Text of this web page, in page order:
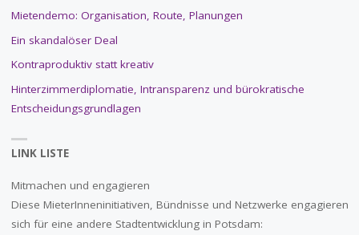
Mietendemo: Organisation, Route, Planungen
Ein skandalöser Deal
Kontraproduktiv statt kreativ
Hinterzimmerdiplomatie, Intransparenz und bürokratische
Entscheidungsgrundlagen
LINK LISTE
Mitmachen und engagieren
Diese MieterInneninitiativen, Bündnisse und Netzwerke engagieren
sich für eine andere Stadtentwicklung in Potsdam: